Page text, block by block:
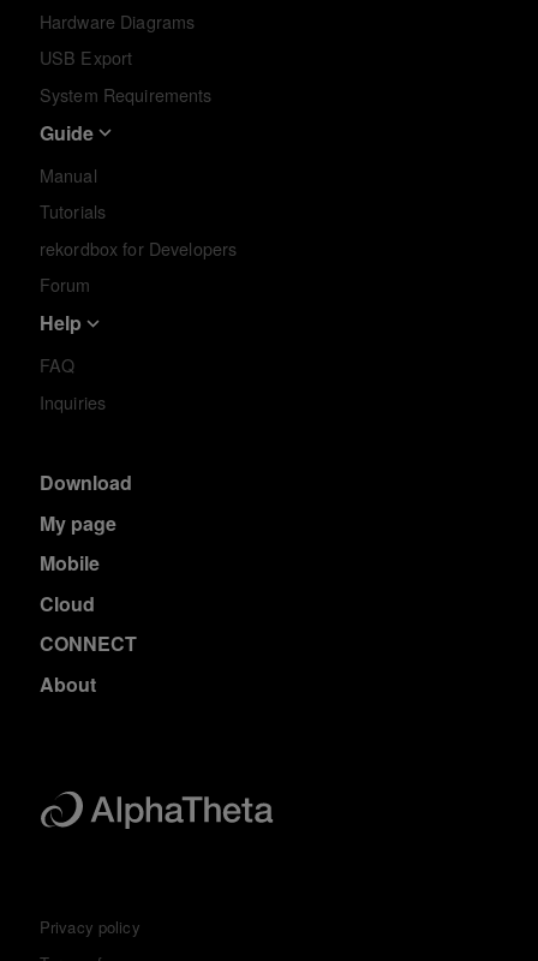
Hardware Diagrams
USB Export
System Requirements
Guide
Manual
Tutorials
rekordbox for Developers
Forum
Help
FAQ
Inquiries
Download
My page
Mobile
Cloud
CONNECT
About
Privacy policy